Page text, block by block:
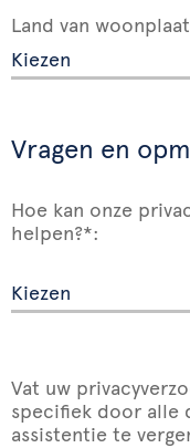
Land van
Vragen en
Hoe kan onze
helpen?*:
Vat uw
specifiek door alle
assistentie te